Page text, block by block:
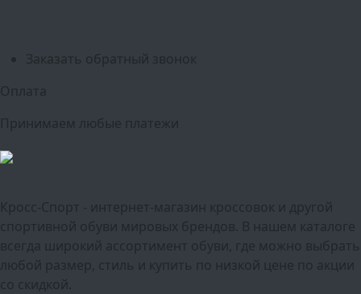
Заказать обратный звонок
Оплата
Принимаем любые платежи
Кросс-Спорт - интернет-магазин кроссовок и другой
спортивной обуви мировых брендов. В нашем каталоге
всегда широкий ассортимент обуви, где можно выбрать
любой размер, стиль и купить по низкой цене по акции
со скидкой.